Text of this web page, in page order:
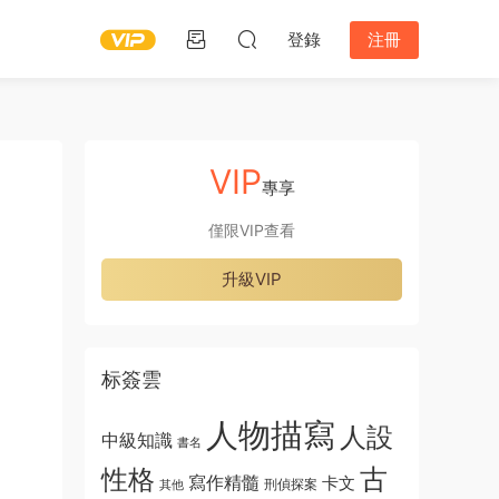
登錄 注冊
VIP專享
僅限VIP查看
升級VIP
标簽雲
中級知識 書名 人物描寫 人設
性格 其他 寫作精髓 刑偵探案 卡文 古